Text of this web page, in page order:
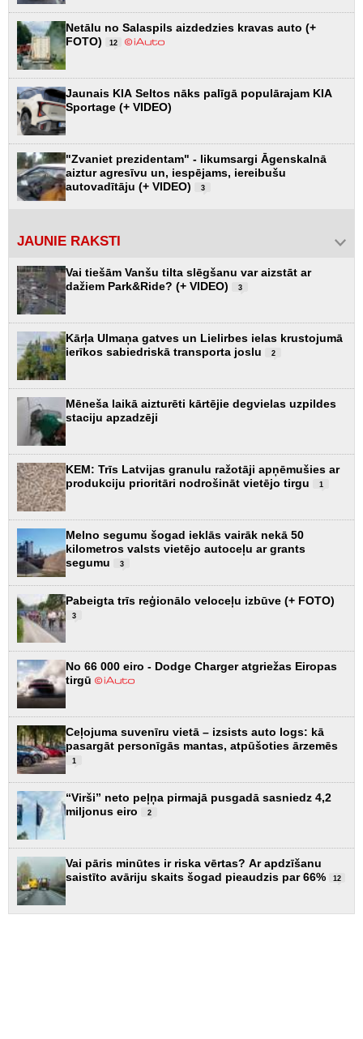
Netālu no Salaspils aizdedzies kravas auto (+
FOTO)
12
Jaunais KIA Seltos nāks palīgā populārajam KIA
Sportage (+ VIDEO)
"Zvaniet prezidentam" - likumsargi Āgenskalnā
aiztur agresīvu un, iespējams, iereibušu
autovadītāju (+ VIDEO)
3
JAUNIE RAKSTI
Vai tiešām Vanšu tilta slēgšanu var aizstāt ar
dažiem Park&Ride? (+ VIDEO)
3
Kārļa Ulmaņa gatves un Lielirbes ielas krustojumā
ierīkos sabiedriskā transporta joslu
2
Mēneša laikā aizturēti kārtējie degvielas uzpildes
staciju apzadzēji
KEM: Trīs Latvijas granulu ražotāji apņēmušies ar
produkciju prioritāri nodrošināt vietējo tirgu
1
Melno segumu šogad ieklās vairāk nekā 50
kilometros valsts vietējo autoceļu ar grants
segumu
3
Pabeigta trīs reģionālo veloceļu izbūve (+ FOTO)
3
No 66 000 eiro - Dodge Charger atgriežas Eiropas
tirgū
Ceļojuma suvenīru vietā – izsists auto logs: kā
pasargāt personīgās mantas, atpūšoties ārzemēs
1
“Virši” neto peļņa pirmajā pusgadā sasniedz 4,2
miljonus eiro
2
Vai pāris minūtes ir riska vērtas? Ar apdzīšanu
saistīto avāriju skaits šogad pieaudzis par 66%
12